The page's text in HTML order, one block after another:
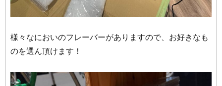
様々なにおいのフレーバーがありますので、お好きなも
のを選ん頂けます！